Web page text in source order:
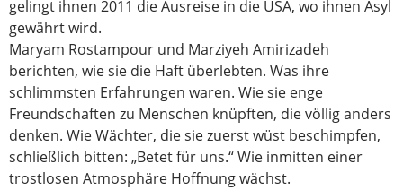
gelingt ihnen 2011 die Ausreise in die USA, wo ihnen Asyl
gewährt wird.
Maryam Rostampour und Marziyeh Amirizadeh
berichten, wie sie die Haft überlebten. Was ihre
schlimmsten Erfahrungen waren. Wie sie enge
Freundschaften zu Menschen knüpften, die völlig anders
denken. Wie Wächter, die sie zuerst wüst beschimpfen,
schließlich bitten: „Betet für uns.“ Wie inmitten einer
trostlosen Atmosphäre Hoffnung wächst.